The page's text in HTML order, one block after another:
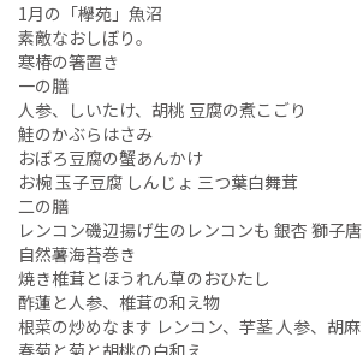
1月の「欅苑」魚沼
素敵なおしぼり。
寒椿の箸置き
一の膳
人参、しいたけ、胡桃 豆腐の煮こごり
鮭のかぶらはさみ
おぼろ豆腐の蟹あんかけ
お椀 玉子豆腐 しんじょ 三つ葉白舞茸
二の膳
レンコン磯辺揚げ生のレンコンも 銀杏 獅子唐
自然薯海苔巻き
焼き椎茸とほうれん草のおひたし
酢蓮と人参、椎茸の和え物
根菜の炒めなます レンコン、芋茎 人参、胡麻